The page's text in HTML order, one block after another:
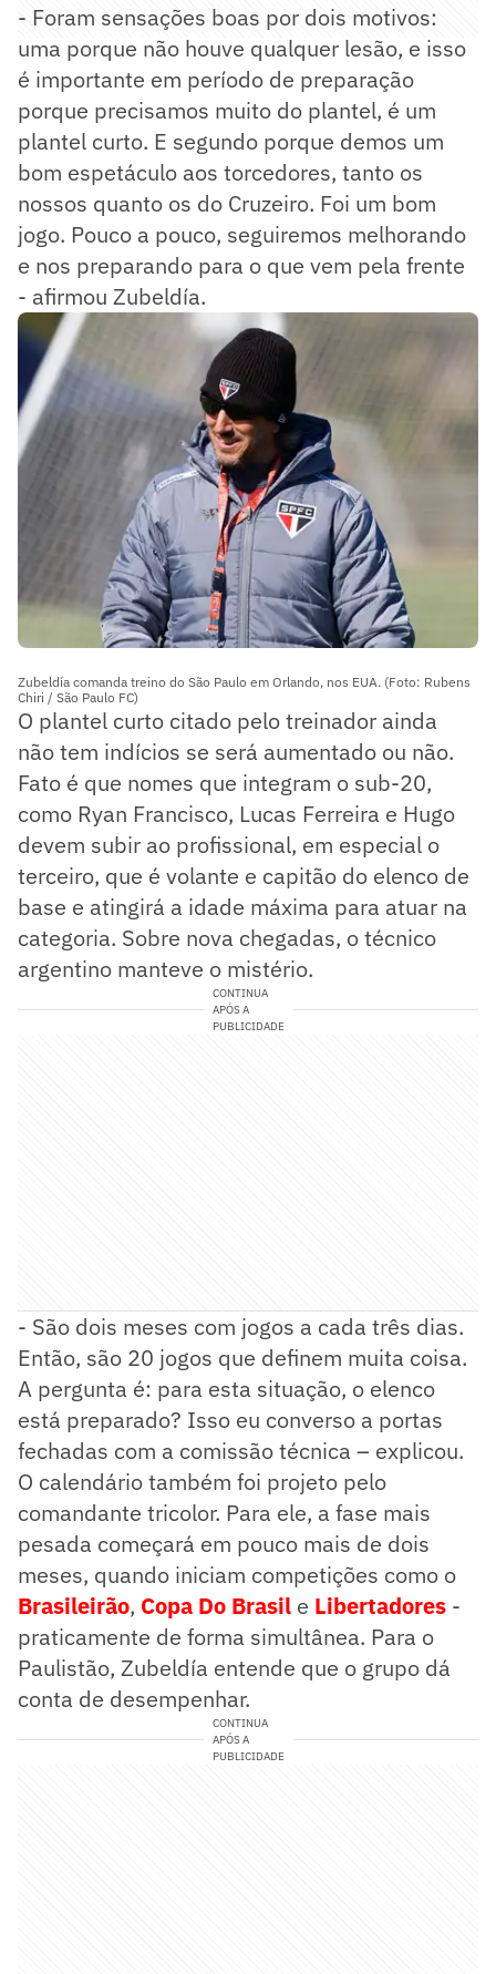
- Foram sensações boas por dois motivos:
uma porque não houve qualquer lesão, e isso
é importante em período de preparação
porque precisamos muito do plantel, é um
plantel curto. E segundo porque demos um
bom espetáculo aos torcedores, tanto os
nossos quanto os do Cruzeiro. Foi um bom
jogo. Pouco a pouco, seguiremos melhorando
e nos preparando para o que vem pela frente
- afirmou Zubeldía.
Zubeldía comanda treino do São Paulo em Orlando, nos EUA. (Foto: Rubens
Chiri / São Paulo FC)
O plantel curto citado pelo treinador ainda
não tem indícios se será aumentado ou não.
Fato é que nomes que integram o sub-20,
como Ryan Francisco, Lucas Ferreira e Hugo
devem subir ao profissional, em especial o
terceiro, que é volante e capitão do elenco de
base e atingirá a idade máxima para atuar na
categoria. Sobre nova chegadas, o técnico
argentino manteve o mistério.
CONTINUA
APÓS A
PUBLICIDADE
- São dois meses com jogos a cada três dias.
Então, são 20 jogos que definem muita coisa.
A pergunta é: para esta situação, o elenco
está preparado? Isso eu converso a portas
fechadas com a comissão técnica – explicou.
O calendário também foi projeto pelo
comandante tricolor. Para ele, a fase mais
pesada começará em pouco mais de dois
meses, quando iniciam competições como o
Brasileirão, Copa Do Brasil e Libertadores -
praticamente de forma simultânea. Para o
Paulistão, Zubeldía entende que o grupo dá
conta de desempenhar.
CONTINUA
APÓS A
PUBLICIDADE